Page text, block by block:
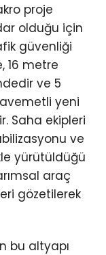
proje
olduğu için
güvenliği
16 metre
ve 5
yeni
Saha ekipleri
ve
yürütüldüğü
araç
gözetilerek
bu altyapı